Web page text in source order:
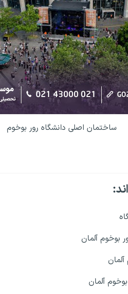
ساختمان اصلی دانشگاه رور بوخوم
بوخوم آلمان
آلمان